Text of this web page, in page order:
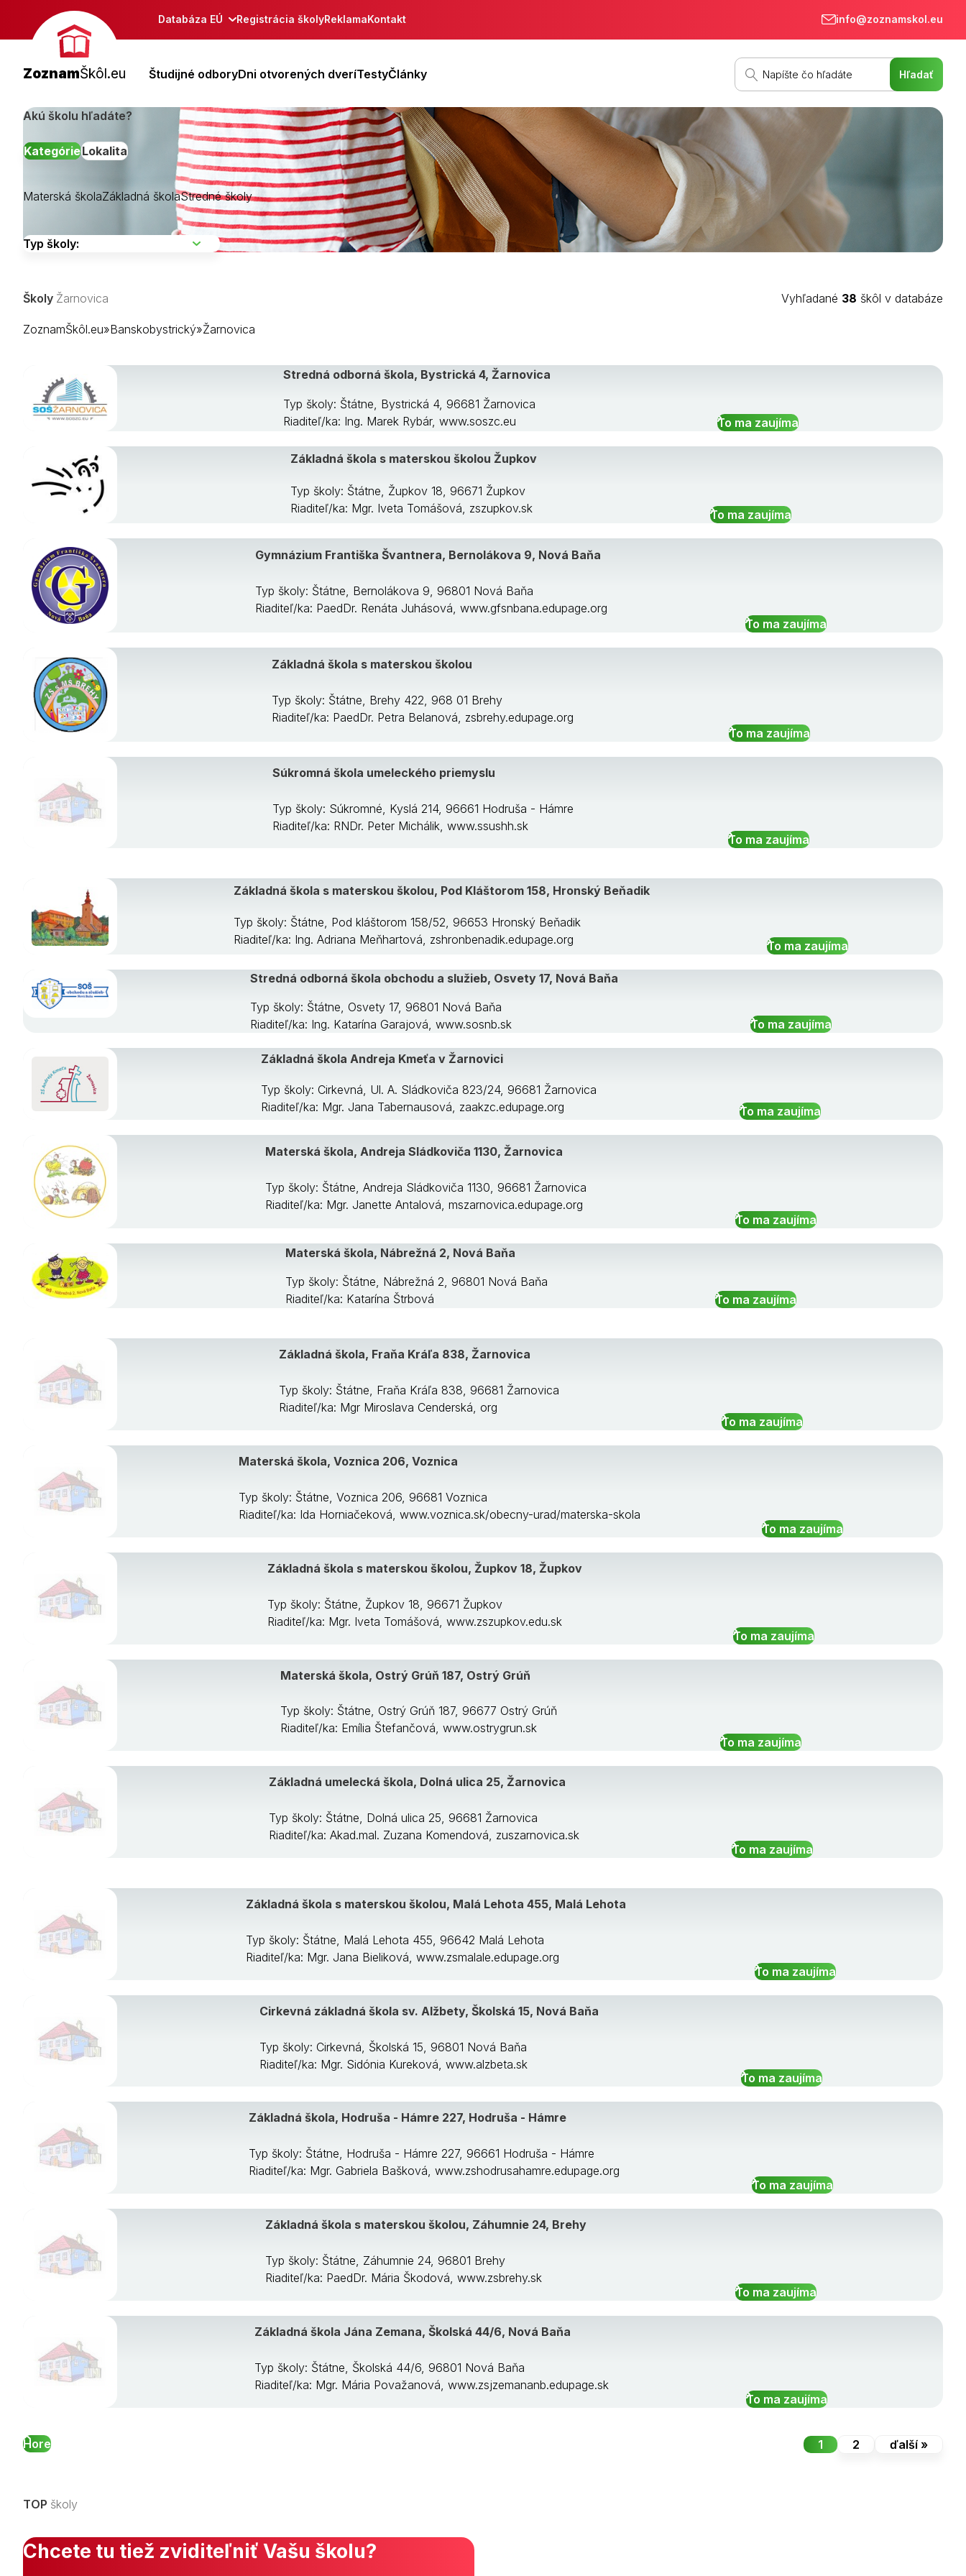
Databáza EÚ Registrácia školyReklamaKontakt info@zoznamskol.eu
ZoznamŠkôl.eu Študijné odboryDni otvorených dveríTestyČlánky
Akú školu hľadáte?
KategórieLokalita
Materská školaZákladná školaStredné školy
Krupina
Poltár
Revúca
Rimavská Sobota
Veľký Krtíš
Žarnovica
Žiar nad Hronom
Školy Žarnovica Vyhľadané 38 škôl v databáze
ZoznamŠkôl.eu»Banskobystrický»Žarnovica
Stredná odborná škola, Bystrická 4, Žarnovica
Typ školy: Štátne, Bystrická 4, 96681 Žarnovica
Riaditeľ/ka: Ing. Marek Rybár, www.soszc.eu
To ma zaujíma
Základná škola s materskou školou Župkov
Typ školy: Štátne, Župkov 18, 96671 Župkov
Riaditeľ/ka: Mgr. Iveta Tomášová, zszupkov.sk
To ma zaujíma
Gymnázium Františka Švantnera, Bernolákova 9, Nová Baňa
Typ školy: Štátne, Bernolákova 9, 96801 Nová Baňa
Riaditeľ/ka: PaedDr. Renáta Juhásová, www.gfsnbana.edupage.org
To ma zaujíma
Základná škola s materskou školou
Typ školy: Štátne, Brehy 422, 968 01 Brehy
Riaditeľ/ka: PaedDr. Petra Belanová, zsbrehy.edupage.org
To ma zaujíma
Súkromná škola umeleckého priemyslu
Typ školy: Súkromné, Kyslá 214, 96661 Hodruša - Hámre
Riaditeľ/ka: RNDr. Peter Michálik, www.ssushh.sk
To ma zaujíma
Základná škola s materskou školou, Pod Kláštorom 158, Hronský Beňadik
Typ školy: Štátne, Pod kláštorom 158/52, 96653 Hronský Beňadik
Riaditeľ/ka: Ing. Adriana Meňhartová, zshronbenadik.edupage.org
To ma zaujíma
Stredná odborná škola obchodu a služieb, Osvety 17, Nová Baňa
Typ školy: Štátne, Osvety 17, 96801 Nová Baňa
Riaditeľ/ka: Ing. Katarína Garajová, www.sosnb.sk
To ma zaujíma
Základná škola Andreja Kmeťa v Žarnovici
Typ školy: Cirkevná, Ul. A. Sládkoviča 823/24, 96681 Žarnovica
Riaditeľ/ka: Mgr. Jana Tabernausová, zaakzc.edupage.org
To ma zaujíma
Materská škola, Andreja Sládkoviča 1130, Žarnovica
Typ školy: Štátne, Andreja Sládkoviča 1130, 96681 Žarnovica
Riaditeľ/ka: Mgr. Janette Antalová, mszarnovica.edupage.org
To ma zaujíma
Materská škola, Nábrežná 2, Nová Baňa
Typ školy: Štátne, Nábrežná 2, 96801 Nová Baňa
Riaditeľ/ka: Katarína Štrbová
To ma zaujíma
Základná škola, Fraňa Kráľa 838, Žarnovica
Typ školy: Štátne, Fraňa Kráľa 838, 96681 Žarnovica
Riaditeľ/ka: Mgr Miroslava Cenderská, org
To ma zaujíma
Materská škola, Voznica 206, Voznica
Typ školy: Štátne, Voznica 206, 96681 Voznica
Riaditeľ/ka: Ida Horniačeková, www.voznica.sk/obecny-urad/materska-skola
To ma zaujíma
Základná škola s materskou školou, Župkov 18, Župkov
Typ školy: Štátne, Župkov 18, 96671 Župkov
Riaditeľ/ka: Mgr. Iveta Tomášová, www.zszupkov.edu.sk
To ma zaujíma
Materská škola, Ostrý Grúň 187, Ostrý Grúň
Typ školy: Štátne, Ostrý Grúň 187, 96677 Ostrý Grúň
Riaditeľ/ka: Emília Štefančová, www.ostrygrun.sk
To ma zaujíma
Základná umelecká škola, Dolná ulica 25, Žarnovica
Typ školy: Štátne, Dolná ulica 25, 96681 Žarnovica
Riaditeľ/ka: Akad.mal. Zuzana Komendová, zuszarnovica.sk
To ma zaujíma
Základná škola s materskou školou, Malá Lehota 455, Malá Lehota
Typ školy: Štátne, Malá Lehota 455, 96642 Malá Lehota
Riaditeľ/ka: Mgr. Jana Bieliková, www.zsmalale.edupage.org
To ma zaujíma
Cirkevná základná škola sv. Alžbety, Školská 15, Nová Baňa
Typ školy: Cirkevná, Školská 15, 96801 Nová Baňa
Riaditeľ/ka: Mgr. Sidónia Kureková, www.alzbeta.sk
To ma zaujíma
Základná škola, Hodruša - Hámre 227, Hodruša - Hámre
Typ školy: Štátne, Hodruša - Hámre 227, 96661 Hodruša - Hámre
Riaditeľ/ka: Mgr. Gabriela Bašková, www.zshodrusahamre.edupage.org
To ma zaujíma
Základná škola s materskou školou, Záhumnie 24, Brehy
Typ školy: Štátne, Záhumnie 24, 96801 Brehy
Riaditeľ/ka: PaedDr. Mária Škodová, www.zsbrehy.sk
To ma zaujíma
Základná škola Jána Zemana, Školská 44/6, Nová Baňa
Typ školy: Štátne, Školská 44/6, 96801 Nová Baňa
Riaditeľ/ka: Mgr. Mária Považanová, www.zsjzemananb.edupage.sk
To ma zaujíma
Hore 1 2 ďalší »
TOP školy
Chcete tu tiež zviditeľniť Vašu školu?